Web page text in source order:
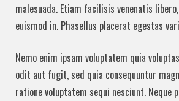
malesuada. Etiam facilisis venenatis
euismod in. Phasellus placerat egestas
Nemo enim ipsam voluptatem quia
odit aut fugit, sed quia consequuntur
ratione voluptatem sequi nesciunt. Neque